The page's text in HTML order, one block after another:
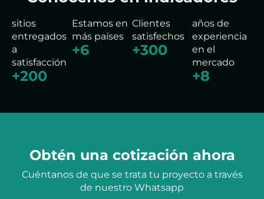
sitios
entregados
a
satisfacción
+200
Estamos en
más países
+6
Clientes
satisfechos
+300
años de
experiencia
en el
mercado
+8
Obtén una cotización ahora
Cuéntanos de que se trata tu proyecto a través
de nuestro Whatsapp